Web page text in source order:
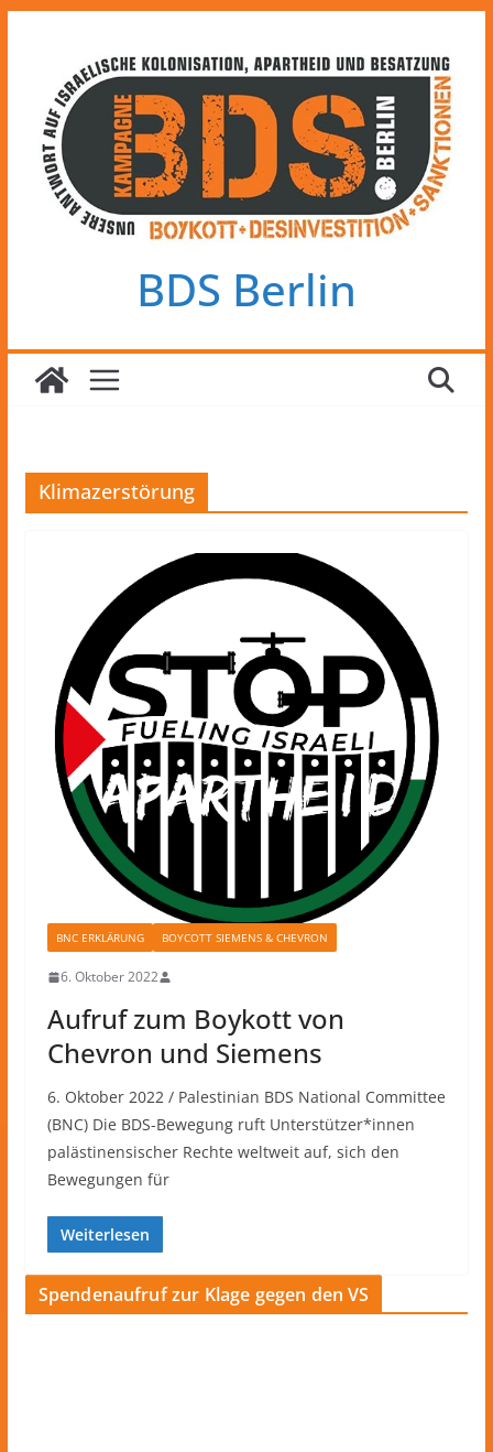
springen
BDS Berlin
Klimazerstörung
BNC ERKLÄRUNG BOYCOTT SIEMENS & CHEVRON
6. Oktober 2022
Aufruf zum Boykott von
Chevron und Siemens
6. Oktober 2022 / Palestinian BDS National Committee
(BNC) Die BDS-Bewegung ruft Unterstützer*innen
palästinensischer Rechte weltweit auf, sich den
Bewegungen für
Weiterlesen
Spendenaufruf zur Klage gegen den VS